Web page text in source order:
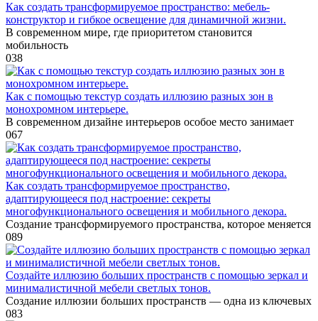
Как создать трансформируемое пространство: мебель-
конструктор и гибкое освещение для динамичной жизни.
В современном мире, где приоритетом становится
мобильность
038
Как с помощью текстур создать иллюзию разных зон в
монохромном интерьере.
В современном дизайне интерьеров особое место занимает
067
Как создать трансформируемое пространство,
адаптирующееся под настроение: секреты
многофункционального освещения и мобильного декора.
Создание трансформируемого пространства, которое меняется
089
Создайте иллюзию больших пространств с помощью зеркал и
минималистичной мебели светлых тонов.
Создание иллюзии больших пространств — одна из ключевых
083